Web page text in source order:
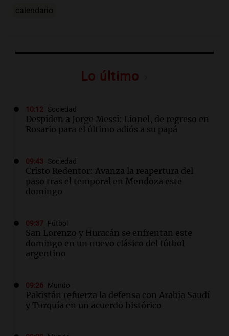
calendario
Lo último
10:12 Sociedad
Despiden a Jorge Messi: Lionel, de regreso en
Rosario para el último adiós a su papá
09:43 Sociedad
Cristo Redentor: Avanza la reapertura del
paso tras el temporal en Mendoza este
domingo
09:37 Fútbol
San Lorenzo y Huracán se enfrentan este
domingo en un nuevo clásico del fútbol
argentino
09:26 Mundo
Pakistán refuerza la defensa con Arabia Saudí
y Turquía en un acuerdo histórico